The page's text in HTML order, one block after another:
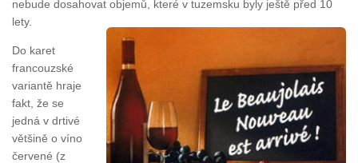
nebude dosahovat objemů, které v tuzemsku byly ještě před 10
lety.
Do karet
francouzské
variantě hraje
fakt, že se
jedná v drtivé
většině o víno
červené (z